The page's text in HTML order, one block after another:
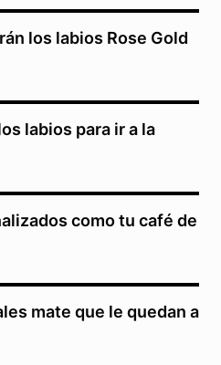
los labios Rose Gold
labios para ir a la
como tu café de
mate que le quedan a